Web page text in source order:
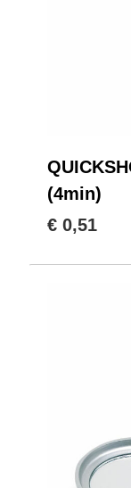
(4min)
€ 0,51